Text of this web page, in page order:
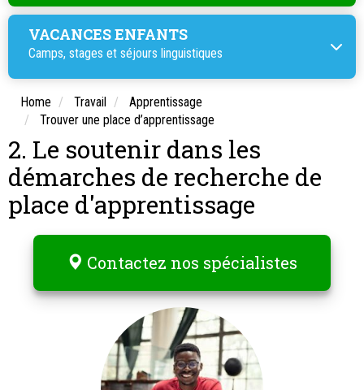
VACANCES ENFANTS
Camps, stages et séjours linguistiques
Home Travail
Apprentissage
Trouver une place d’apprentissage
2. Le soutenir dans les
démarches de recherche de
place d'apprentissage
Contactez nos spécialistes